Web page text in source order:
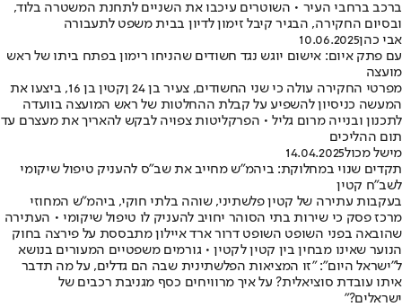
ברכב ברחבי העיר • השוטרים עיכבו את השניים לתחנת המשטרה בלוד,
ובסיום החקירה, הבגיר קיבל זימון לדיון בבית משפט לתעבורה
אבי כהן10.06.2025
עם פתק איום: אישום יוגש נגד חשודים שהניחו רימון בפתח ביתו של ראש
מועצה
מפרטי החקירה עולה כי שני החשודים, צעיר בן 24 ןקטין בן 16, ביצעו את
המעשה כניסיון להשפיע על קבלת ההחלטות של ראש המועצה בוועדה
לתכנון ובנייה מרום גליל • הפרקליטות צפויה לבקש להאריך את מעצרם עד
תום ההליכים
מישל מכול14.04.2025
תקדים שנוי במחלוקת: ביהמ"ש מחייב את שב"ס להעניק טיפול שיקומי
לשב"ח קטין
בעקבות עתירה של קטין פלשתיני, שוהה בלתי חוקי, ביהמ"ש המחוזי
מרכז פסק כי שירות בתי הסוהר יחויב להעניק לו טיפול שיקומי • העתירה
שהובאה בפני השופט השופט דרור ארד איילון מתבססת על פירצה בחוק
הנוער שאינו מבחין בין קטין לקטין • גורמים משפטיים המעורים בנושא
ל"ישראל היום": "זו המציאות הפלשתינית שבה הם גדלים, על מה תדבר
איתו עובדת סוציאלית? על איך מרוויחים כסף מגניבת רכבים של
ישראלים?"